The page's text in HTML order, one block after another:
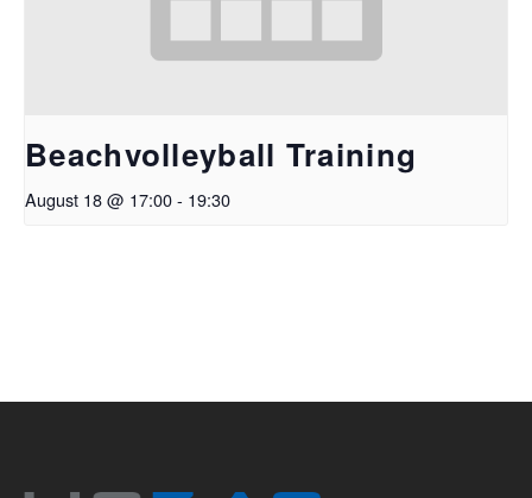
Beachvolleyball Training
August 18 @ 17:00- 19:30